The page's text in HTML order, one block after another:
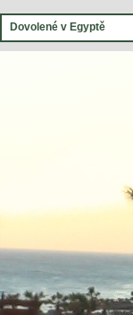
Dovolené v Egyptě